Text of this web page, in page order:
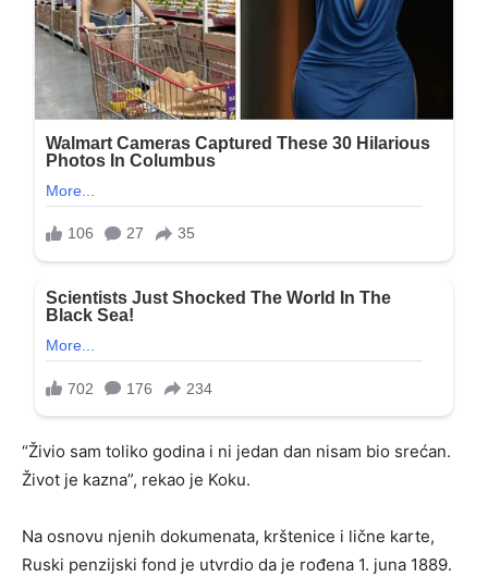
“Živio sam toliko godina i ni jedan dan nisam bio srećan.
Život je kazna”, rekao je Koku.
Na osnovu njenih dokumenata, krštenice i lične karte,
Ruski penzijski fond je utvrdio da je rođena 1. juna 1889.